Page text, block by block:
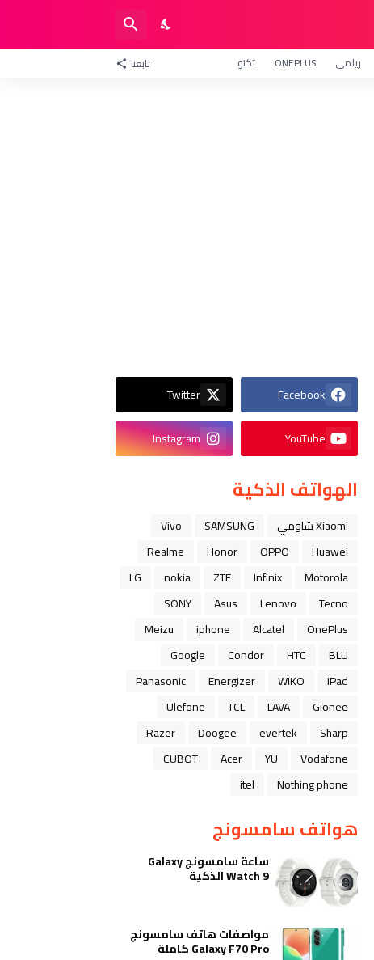
ريلمي ONEPLUS تكنو تابعنا
Facebook
Twitter
YouTube
Instagram
الهواتف الذكية
Xiaomi شاومي SAMSUNG
Vivo
Huawei
OPPO
Honor
Realme
Motorola
Infinix
ZTE
nokia
LG
Tecno
Lenovo
Asus
SONY
OnePlus
Alcatel
iphone
Meizu
BLU
HTC
Condor
Google
iPad
WIKO
Energizer
Panasonic
Gionee
LAVA
TCL
Ulefone
Sharp
evertek
Doogee
Razer
Vodafone
YU
Acer
CUBOT
Nothing phone
itel
هواتف سامسونج
ساعة سامسونج Galaxy
Watch 9 الذكية
مواصفات هاتف سامسونج
Galaxy F70 Pro كاملة